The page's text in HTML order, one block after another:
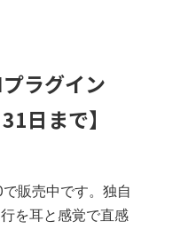
ラグイン
日まで】
販売中です。独自
を耳と感覚で直感